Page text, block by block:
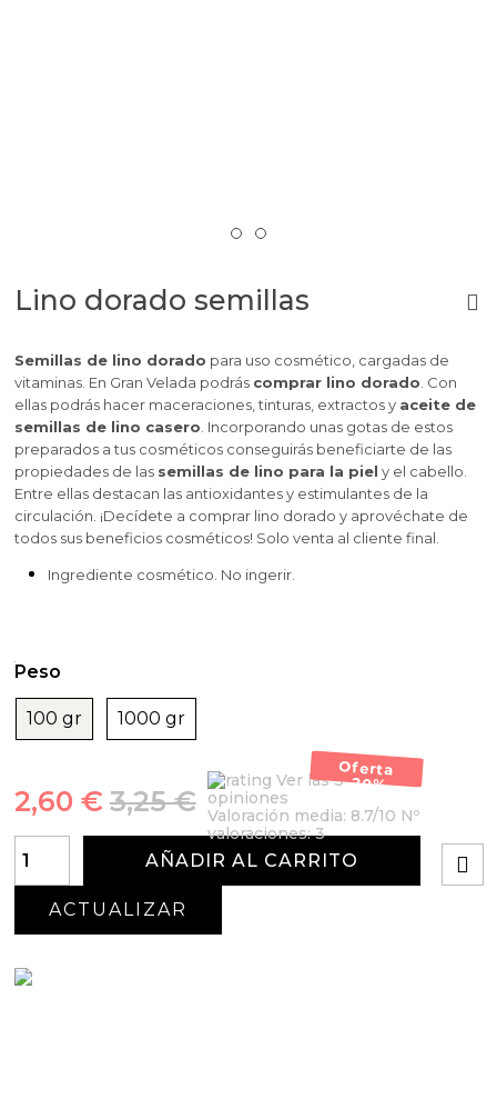
Lino dorado semillas
Semillas de lino dorado para uso cosmético, cargadas de
vitaminas. En Gran Velada podrás comprar lino dorado . Con
ellas podrás hacer maceraciones, tinturas, extractos y aceite de
semillas de lino casero . Incorporando unas gotas de estos
preparados a tus cosméticos conseguirás beneficiarte de las
propiedades de las semillas de lino para la piel y el cabello.
Entre ellas destacan las antioxidantes y estimulantes de la
circulación. ¡Decídete a comprar lino dorado y aprovéchate de
todos sus beneficios cosméticos! Solo venta al cliente final.
Ingrediente cosmético. No ingerir.
Peso
100 gr 1000 gr
Oferta
-20%
3,25 €
2,60 €
Ver las 3
opiniones
Valoración media: 8.7/10 Nº
valoraciones:3
AÑADIR AL CARRITO